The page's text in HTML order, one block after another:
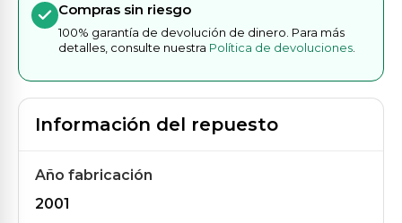
Compras sin riesgo
100% garantía de devolución de dinero. Para más
detalles, consulte nuestra Política de devoluciones
Información del repuesto
Año fabricación
2001